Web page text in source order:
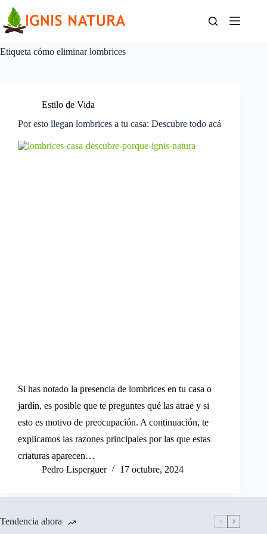
contenido
Etiqueta cómo eliminar lombrices
Estilo de Vida
Por esto llegan lombrices a tu casa: Descubre todo acá
Si has notado la presencia de lombrices en tu casa o
jardín, es posible que te preguntes qué las atrae y si
esto es motivo de preocupación. A continuación, te
explicamos las razones principales por las que estas
criaturas aparecen…
Pedro Lisperguer
17 octubre, 2024
Tendencia ahora